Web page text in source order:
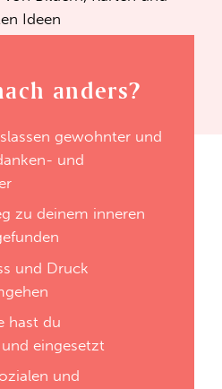
Ideen
anders?
gewohnter und
und
zu deinem inneren
und Druck
hast du
eingesetzt
und